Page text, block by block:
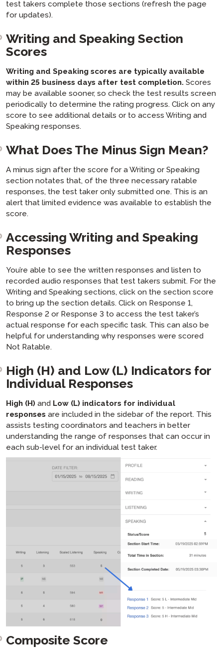
test takers complete those sections (refresh the page
for updates).
Writing and Speaking Section
Scores
Writing and Speaking scores are typically available
within 25 business days after test completion. Scores
may be available sooner, so check the test results screen
periodically to determine the rating progress. Click on any
score to see additional details or to access Writing and
Speaking responses.
What Does The Minus Sign Mean?
A minus sign after the score for a Writing or Speaking
section notates that, of the three necessary ratable
responses, the test taker only submitted one. This is an
alert that limited evidence was available to establish the
score.
Accessing Writing and Speaking
Responses
You’re able to see the written responses and listen to
recorded audio responses that test takers submit. For the
Writing and Speaking sections, click on the section score
to bring up the section details. Click on Response 1,
Response 2 or Response 3 to access the test taker’s
actual response for each specific task. This can also be
helpful for understanding why responses were scored
Not Ratable.
High (H) and Low (L) Indicators for
Individual Responses
High (H) and Low (L) indicators for individual
responses are included in the sidebar of the report. This
assists testing coordinators and teachers in better
understanding the range of responses that can occur in
each sub-level for an individual test taker.
Composite Score